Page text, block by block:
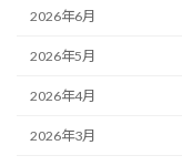
2026年6月
2026年5月
2026年4月
2026年3月